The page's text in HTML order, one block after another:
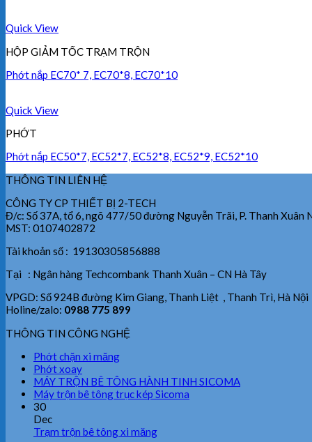
Quick View
HỘP GIẢM TỐC TRẠM TRỘN
Phớt nắp EC70* 7, EC70*8, EC70*10
Quick View
PHỚT
Phớt nắp EC50*7, EC52*7, EC52*8, EC52*9, EC52*10
THÔNG TIN LIÊN HỆ
CÔNG TY CP THIẾT BỊ 2-TECH
Đ/c: Số 37A, tổ 6, ngõ 477/50 đường Nguyễn Trãi, P. Thanh Xuân
MST: 0107402872
Tài khoản số : 19130305856888
Tại : Ngân hàng Techcombank Thanh Xuân – CN Hà Tây
VPGD: Số 924B đường Kim Giang, Thanh Liệt , Thanh Trì, Hà Nội
Holine/zalo: 0988 775 899
THÔNG TIN CÔNG NGHỆ
Phớt chặn xi măng
Phớt xoay
MÁY TRỘN BÊ TÔNG HÀNH TINH SICOMA
Máy trộn bê tông trục kép Sicoma
30
Dec
Trạm trộn bê tông xi măng